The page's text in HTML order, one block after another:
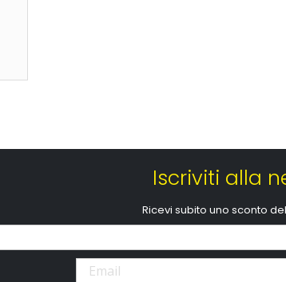
Iscriviti alla
Ricevi subito uno sconto